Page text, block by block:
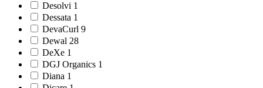
Desolvi 1
Dessata 1
DevaCurl 9
Dewal 28
DeXe 1
DGJ Organics 1
Diana 1